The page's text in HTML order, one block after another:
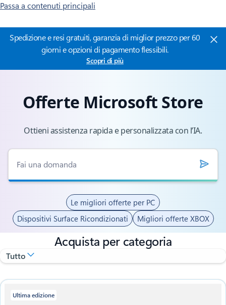
Passa a contenuti principali
Spedizione e resi gratuiti, garanzia di miglior prezzo per 60
giorni e opzioni di pagamento flessibili.
Scopri di più
Offerte Microsoft Store
Ottieni assistenza rapida e personalizzata con l’IA.
Le migliori offerte per PC
Dispositivi Surface Ricondizionati
Migliori offerte XBOX
Acquista per categoria
Ultima edizione